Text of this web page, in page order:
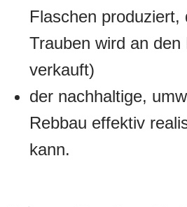
Flaschen produziert,
Trauben wird an den
verkauft)
der nachhaltige,
Rebbau effektiv
kann.